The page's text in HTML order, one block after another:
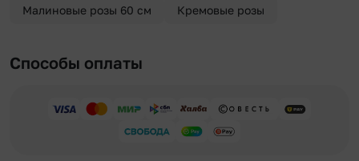
Малиновые розы 60 см Кремовые розы
Способы оплаты